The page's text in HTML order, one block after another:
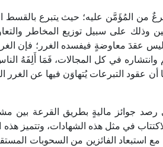
من المُؤَمَّن عليه؛ حيث يتبرع
وذلك على سبيل توزيع المخاطر
عقدَ معاوضةٍ فيفسده الغرر؛ فإن
في كل المجالات، فَمَا أَلِفَهُ
عقود التبرعات يُتهاوَن فيها عن الغرر
جوائز ماليةٍ بطريق القرعة بين
في مثل هذه الشهادات، وتتميز
استبعاد الفائزين من السحوبات